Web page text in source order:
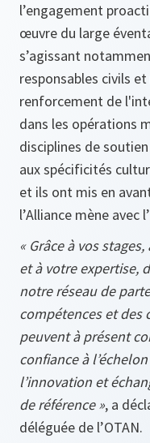
l’engagement
œuvre du large
s’agissant
responsables civils
renforcement de
dans les opérations
disciplines de
aux spécificités
et ils ont mis en
l’Alliance mène avec
« Grâce à vos
et à votre expertise,
notre réseau de
compétences et des
peuvent à présent
confiance à
l’innovation et
de référence », a
déléguée de l’OTAN.